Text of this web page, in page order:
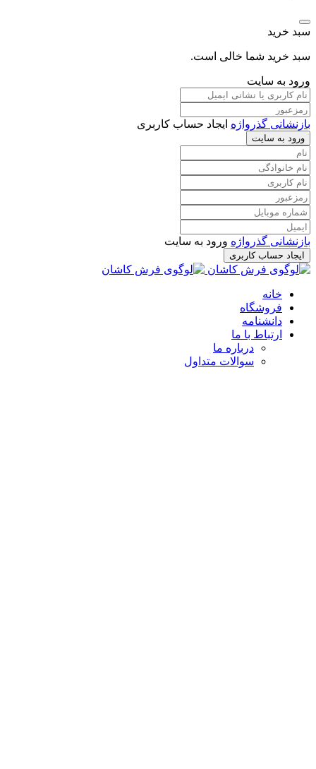
سبد خرید
سبد خرید شما خالی است.
ورود به سایت
بازنشانی گذرواژه ایجاد حساب کاربری
ورود به سایت
بازنشانی گذرواژه ورود به سایت
ایجاد حساب کاربری
خانه
فروشگاه
دانشنامه
ارتباط با ما
درباره ما
سوالات متداول